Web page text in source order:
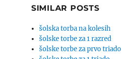
SIMILAR POSTS
šolska torba na kolesih
šolske torbe za 1 razred
šolske torbe za prvo triado